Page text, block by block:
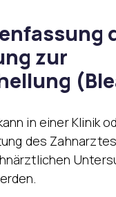
zur
in einer Klinik
des